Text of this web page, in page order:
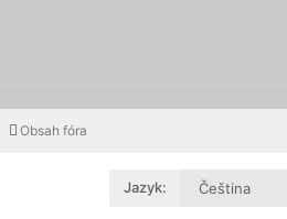
Obsah fóra
Jazyk: